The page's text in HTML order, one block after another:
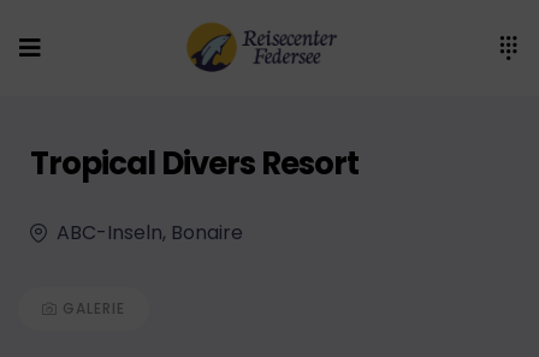
Tropical Divers Resort
ABC-Inseln, Bonaire
GALERIE